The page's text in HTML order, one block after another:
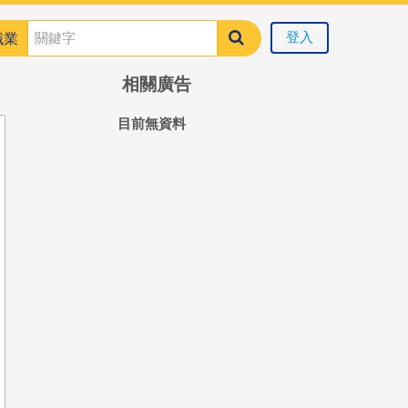
業 登入
相關廣告
目前無資料